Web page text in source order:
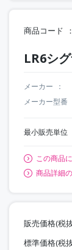
商品コード
LR6シ
メーカー
メーカー型番
最小販売単位
この商品
商品詳細
販売価格(税
標準価格(税